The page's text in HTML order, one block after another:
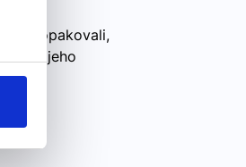
000
taky opakovali,
- jeho